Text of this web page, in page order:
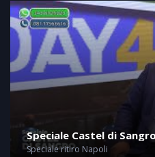
Speciale Castel di
2026
Speciale ritiro Napoli